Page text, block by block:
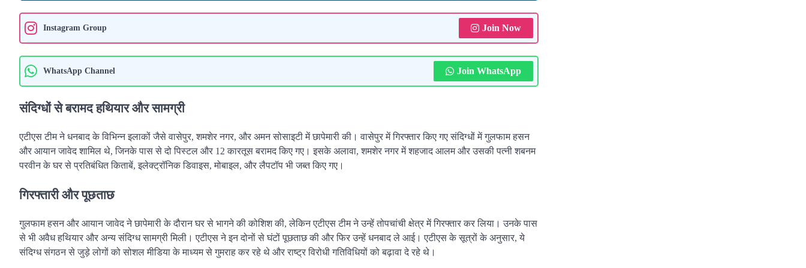
Instagram Group Join Now
WhatsApp Channel Join WhatsApp
संदिग्धों से बरामद हथियार और सामग्री
एटीएस टीम ने धनबाद के विभिन्न इलाकों जैसे वासेपुर, शमशेर नगर, और अमन सोसाइटी में छापेमारी की। वासेपुर में गिरफ्तार किए गए संदिग्धों में गुलफाम हसन
और आयान जावेद शामिल थे, जिनके पास से दो पिस्टल और 12 कारतूस बरामद किए गए। इसके अलावा, शमशेर नगर में शहजाद आलम और उसकी पत्नी शबनम
परवीन के घर से प्रतिबंधित किताबें, इलेक्ट्रॉनिक डिवाइस, मोबाइल, और लैपटॉप भी जब्त किए गए।
गिरफ्तारी और पूछताछ
गुलफाम हसन और आयान जावेद ने छापेमारी के दौरान घर से भागने की कोशिश की, लेकिन एटीएस टीम ने उन्हें तोपचांची क्षेत्र में गिरफ्तार कर लिया। उनके पास
से भी अवैध हथियार और अन्य संदिग्ध सामग्री मिली। एटीएस ने इन दोनों से घंटों पूछताछ की और फिर उन्हें धनबाद ले आई। एटीएस के सूत्रों के अनुसार, ये
संदिग्ध संगठन से जुड़े लोगों को सोशल मीडिया के माध्यम से गुमराह कर रहे थे और राष्ट्र विरोधी गतिविधियों को बढ़ावा दे रहे थे।